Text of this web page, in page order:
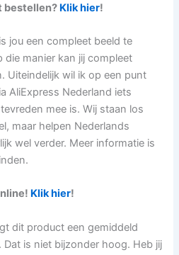
bestellen? Klik hier!
jou een compleet beeld te
manier kan jij compleet
Uiteindelijk wil ik op een punt
AliExpress Nederland iets
mee is. Wij staan los
maar helpen Nederlands
wel verder. Meer informatie is
Klik hier!
dit product een gemiddeld
is niet bijzonder hoog. Heb jij